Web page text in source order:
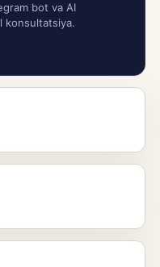
bot va AI
konsultatsiya.